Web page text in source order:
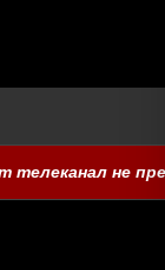
телеканал не